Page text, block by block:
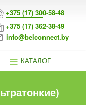
+375 (17) 300-58-48
+375 (17) 362-38-49
info@belconnect.by
КАТАЛОГ